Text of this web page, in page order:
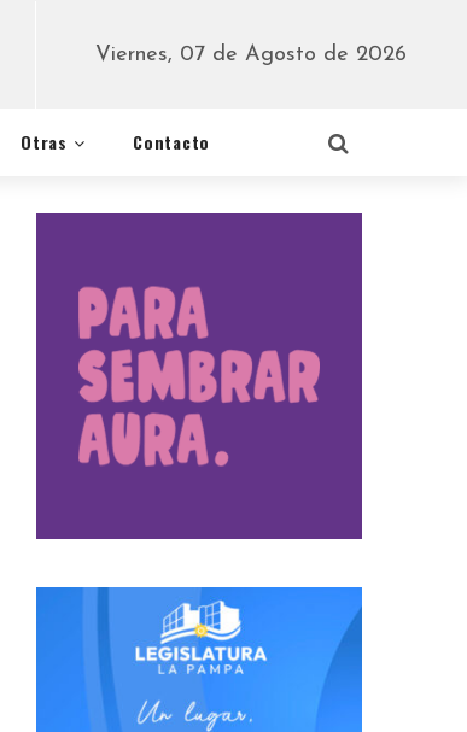
Viernes, 07 de Agosto de 2026
Otras Contacto